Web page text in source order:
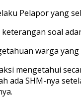
Pelapor yang
soal
warga
mengetahui
SHM-nya